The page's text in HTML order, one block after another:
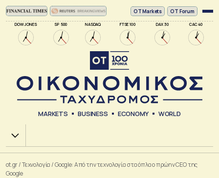
DOW JONES SP 500 NASDAQ FTSE 100 DAX 30 CAC 40
ΟΤ Markets OT Forum
MARKETS BUSINESS ECONOMY WORLD
Χ.Α.
ot.gr/Τεχνολογία /Google: Από την τεχνολογία στα όπλα ο πρώην CEO της
Google